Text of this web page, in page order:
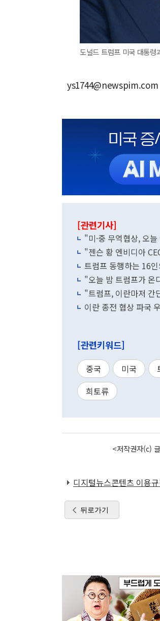
도널드 트럼프 미국 대통
ys1744@newspim.com
[관련기사]
"미·중 무역협상, 오
"젠슨 황 엔비디아
트럼프 동행하는 16
"오늘 밤 트럼프가 온
"트럼프, 이란마저 간
이란 종전 협상 파국
[관련키워드]
중국 미국
희토류
<저작권자(c)
디지털뉴스콘텐츠 이용
뒤로가기